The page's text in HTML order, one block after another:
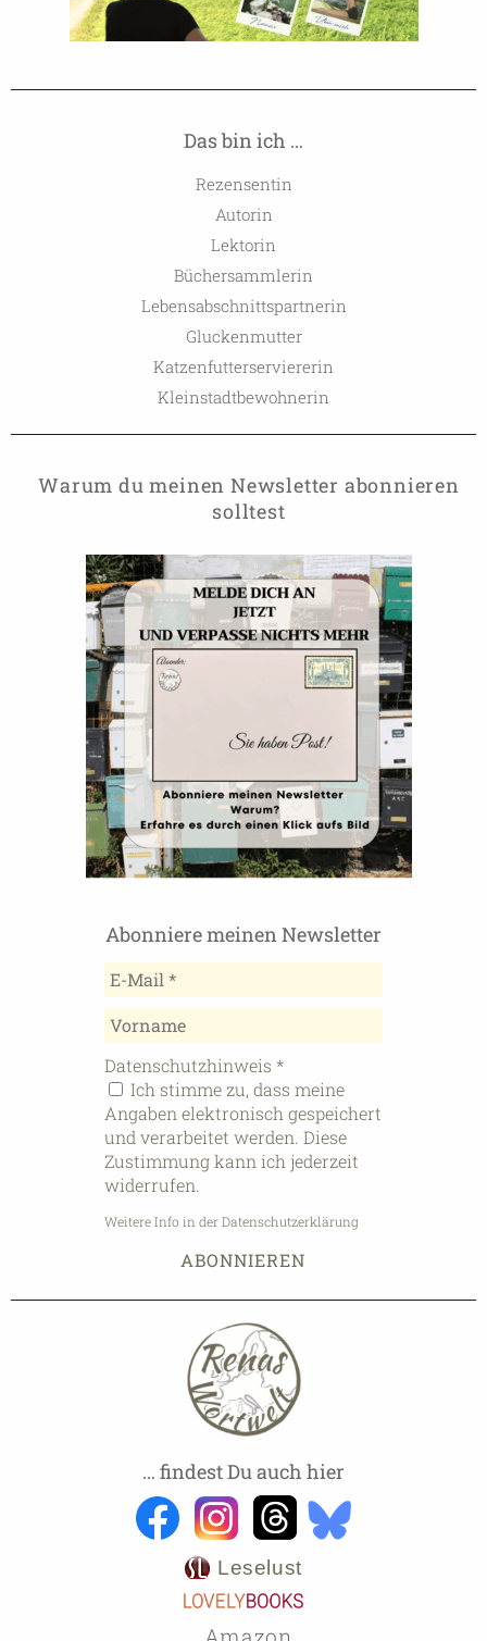
Das bin ich …
Rezensentin
Autorin
Lektorin
Büchersammlerin
Lebensabschnittspartnerin
Gluckenmutter
Katzenfutterserviererin
Kleinstadtbewohnerin
Warum du meinen Newsletter abonnieren
solltest
Abonniere meinen Newsletter
Datenschutzhinweis *
Ich stimme zu, dass meine
Angaben elektronisch gespeichert
und verarbeitet werden. Diese
Zustimmung kann ich jederzeit
widerrufen.
Weitere Info in der Datenschutzerklärung
… findest Du auch hier
Leselust